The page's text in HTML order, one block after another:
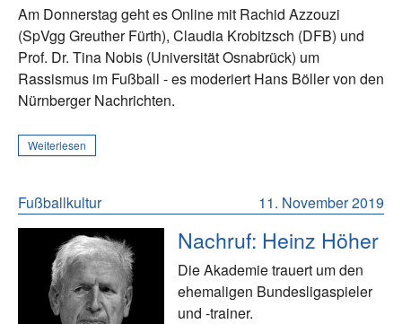
Am Donnerstag geht es Online mit Rachid Azzouzi
(SpVgg Greuther Fürth), Claudia Krobitzsch (DFB) und
Prof. Dr. Tina Nobis (Universität Osnabrück) um
Rassismus im Fußball - es moderiert Hans Böller von den
Nürnberger Nachrichten.
Weiterlesen
11. November 2019
Fußballkultur
Nachruf: Heinz Höher
Die Akademie trauert um den
ehemaligen Bundesligaspieler
und -trainer.